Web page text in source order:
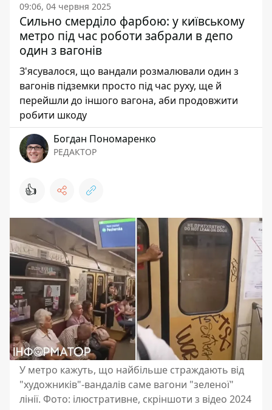
09:06, 04 червня 2025
Сильно смерділо фарбою: у київському
метро під час роботи забрали в депо
один з вагонів
З'ясувалося, що вандали розмалювали один з
вагонів підземки просто під час руху, ще й
перейшли до іншого вагона, аби продовжити
робити шкоду
Богдан Пономаренко
РЕДАКТОР
👍
У метро кажуть, що найбільше страждають від
"художників"-вандалів саме вагони "зеленої"
лінії. Фото: ілюстративне, скріншоти з відео 2024